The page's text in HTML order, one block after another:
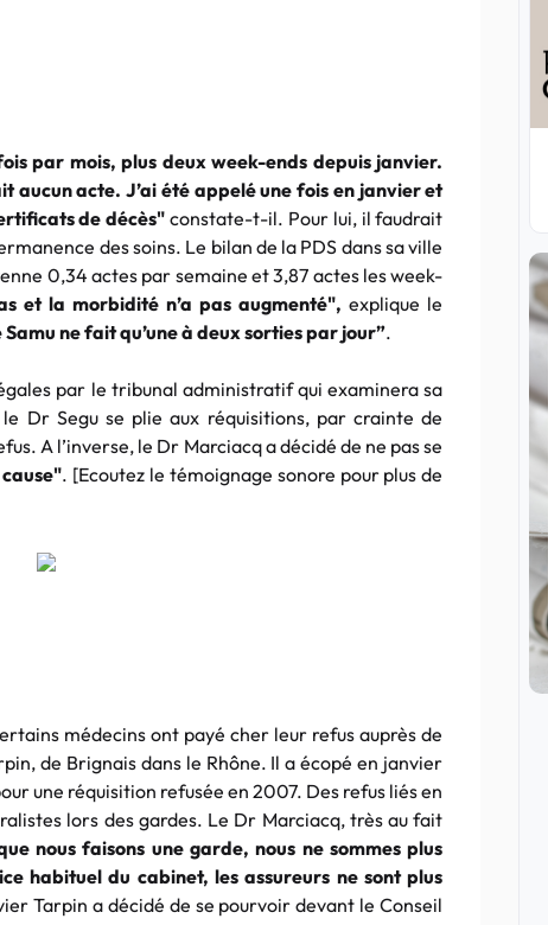
par mois, plus deux week-ends depuis janvier.
aucun acte. J’ai été appelé une fois en janvier et
de décès" constate-t-il. Pour lui, il faudrait
des soins. Le bilan de la PDS dans sa ville
0,34 actes par semaine et 3,87 actes les week-
et la morbidité n’a pas augmenté", explique le
Samu ne fait qu’une à deux sorties par jour”.
par le tribunal administratif qui examinera sa
Dr Segu se plie aux réquisitions, par crainte de
A l’inverse, le Dr Marciacq a décidé de ne pas se
. [Ecoutez le témoignage sonore pour plus de
médecins ont payé cher leur refus auprès de
de Brignais dans le Rhône. Il a écopé en janvier
une réquisition refusée en 2007. Des refus liés en
lors des gardes. Le Dr Marciacq, très au fait
nous faisons une garde, nous ne sommes plus
habituel du cabinet, les assureurs ne sont plus
Tarpin a décidé de se pourvoir devant le Conseil